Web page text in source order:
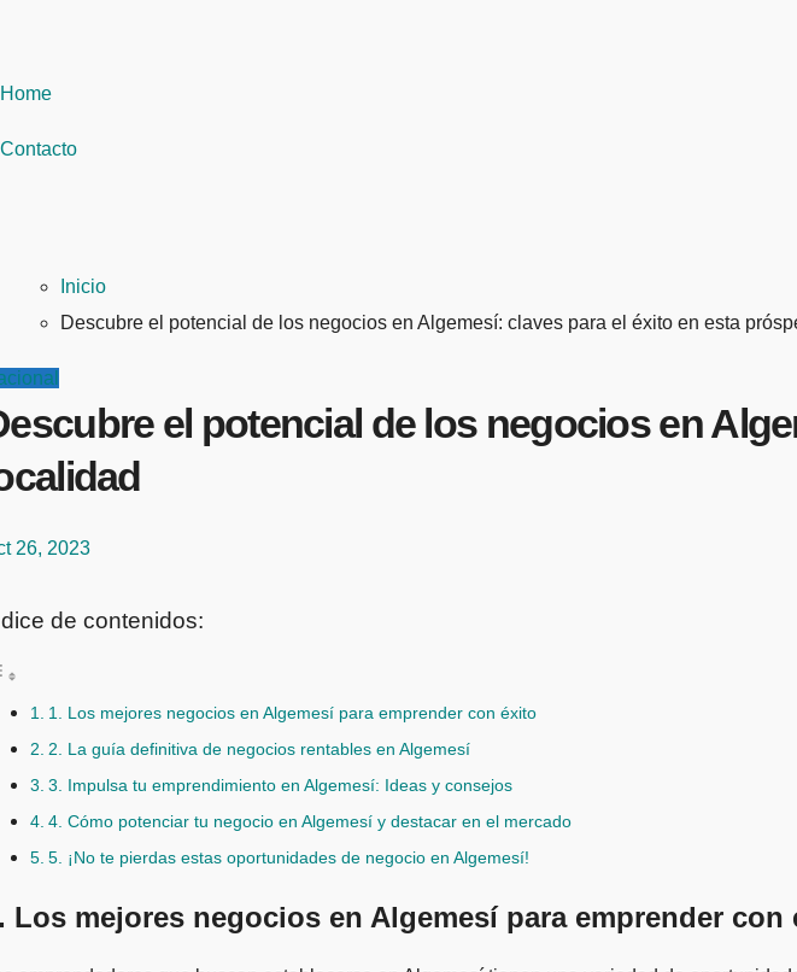
Home
Contacto
Inicio
Descubre el potencial de los negocios en Algemesí: claves para el éxito en esta
el potencial de los negocios en
26, 2023
de contenidos:
1. Los mejores negocios en Algemesí para emprender con éxito
2. La guía definitiva de negocios rentables en Algemesí
3. Impulsa tu emprendimiento en Algemesí: Ideas y consejos
4. Cómo potenciar tu negocio en Algemesí y destacar en el mercado
5. ¡No te pierdas estas oportunidades de negocio en Algemesí!
Los mejores negocios en Algemesí para emprender con